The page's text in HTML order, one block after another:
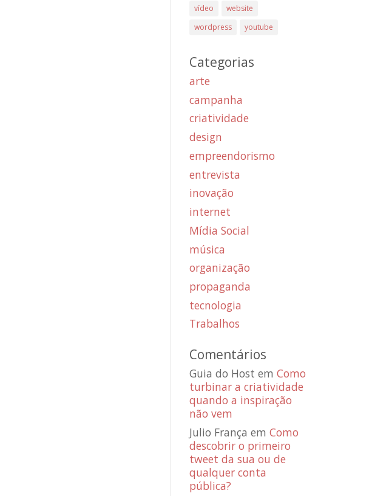
vídeo
website
wordpress
youtube
Categorias
arte
campanha
criatividade
design
empreendorismo
entrevista
inovação
internet
Mídia Social
música
organização
propaganda
tecnologia
Trabalhos
Comentários
Guia do Host emComo
turbinar a criatividade
quando a inspiração
não vem
Julio França emComo
descobrir o primeiro
tweet da sua ou de
qualquer conta
pública?